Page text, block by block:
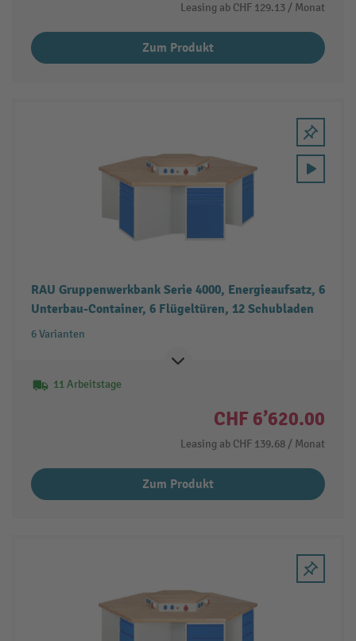
Leasing ab CHF 129.13 / Monat
Zum Produkt
RAU Gruppenwerkbank Serie 4000, Energieaufsatz, 6
Unterbau-Container, 6 Flügeltüren, 12 Schubladen
6 Varianten
11 Arbeitstage
CHF 6’620.00
Leasing ab CHF 139.68 / Monat
Zum Produkt